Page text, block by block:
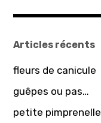
a
i
g
a
t
Articles récents
fleurs de canicule
guêpes ou pas…
petite pimprenelle